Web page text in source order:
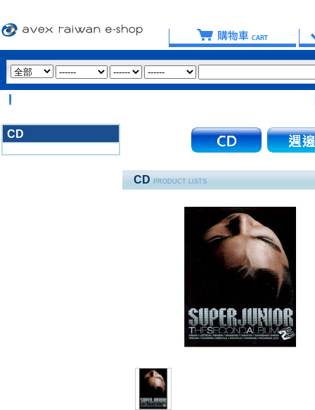
CD
CD PRODUCT LISTS